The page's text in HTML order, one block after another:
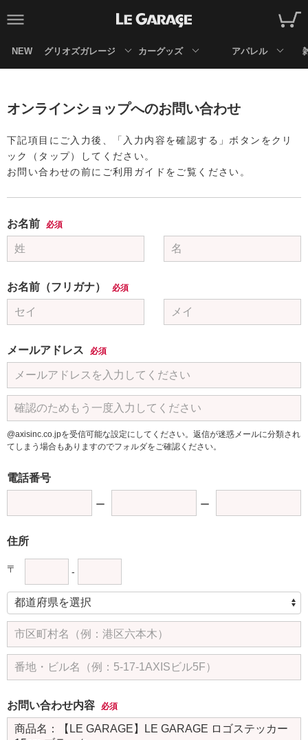
NEW グリオズガレージ カーグッズ アパレル
オンラインショップへのお問い合わせ
下記項目にご入力後、「入力内容を確認する」ボタンをクリ
ック（タップ）してください。
お問い合わせの前にご利用ガイドをご覧ください。
お名前 必須
お名前（フリガナ） 必須
メールアドレス 必須
@axisinc.co.jpを受信可能な設定にしてください。返信が迷惑メールに分類され
てしまう場合もありますのでフォルダをご確認ください。
電話番号
住所
〒 -
お問い合わせ内容 必須